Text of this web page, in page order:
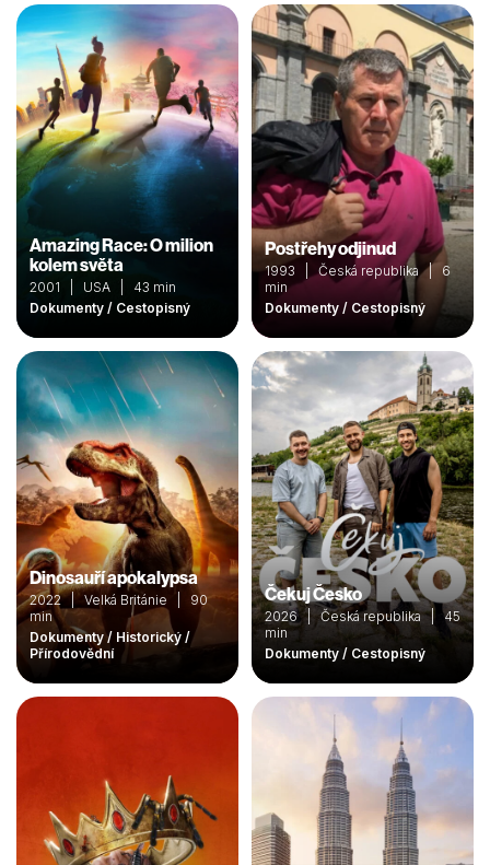
Amazing Race: O milion
kolem světa
2001 | USA | 43 min
Dokumenty / Cestopisný
Postřehy odjinud
1993 | Česká republika | 6
min
Dokumenty / Cestopisný
Dinosauří apokalypsa
2022 | Velká Británie | 90
min
Dokumenty / Historický /
Přírodovědní
Čekuj Česko
2026 | Česká republika | 45
min
Dokumenty / Cestopisný